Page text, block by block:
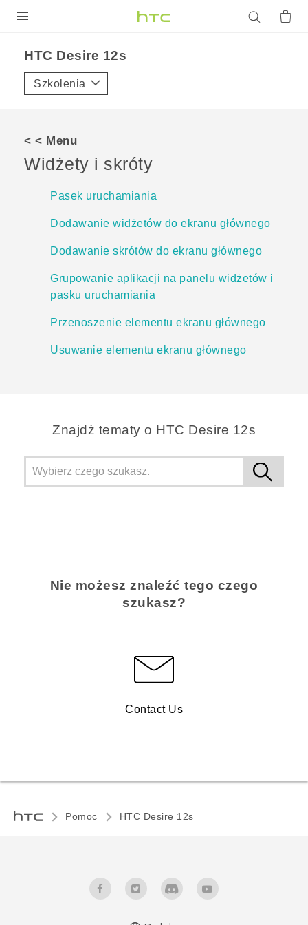
VIVE
Urządzenia i akcesoria HTC
Zaloguj się
HTC Desire 12s‎
Szkolenia
< < Menu
Widżety i skróty
Pasek uruchamiania
Dodawanie widżetów do ekranu głównego
Dodawanie skrótów do ekranu głównego
Grupowanie aplikacji na panelu widżetów i
pasku uruchamiania
Przenoszenie elementu ekranu głównego
Usuwanie elementu ekranu głównego
Znajdż tematy o HTC Desire 12s
Nie możesz znaleźć tego czego
szukasz?
Contact Us
Pomoc HTC Desire 12s‎